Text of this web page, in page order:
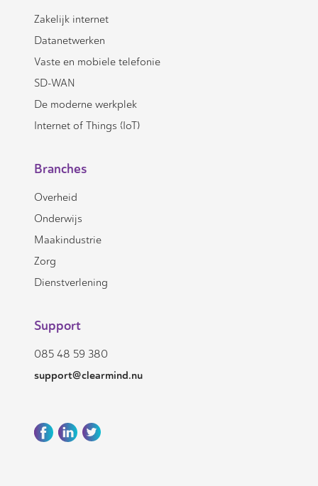
Zakelijk internet
Datanetwerken
Vaste en mobiele telefonie
SD-WAN
De moderne werkplek
Internet of Things (IoT)
Branches
Overheid
Onderwijs
Maakindustrie
Zorg
Dienstverlening
Support
085 48 59 380
support@clearmind.nu